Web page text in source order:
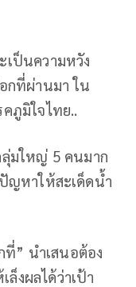
ป็นความหวัง
กที่ผ่านมา ใน
ภูมิใจไทย..
ลุ่มใหญ่ 5 คนมาก
ปัญหาให้สะเด็ดน้ำ
” นำเสนอต้อง
ล็งผลได้ว่าเป้า